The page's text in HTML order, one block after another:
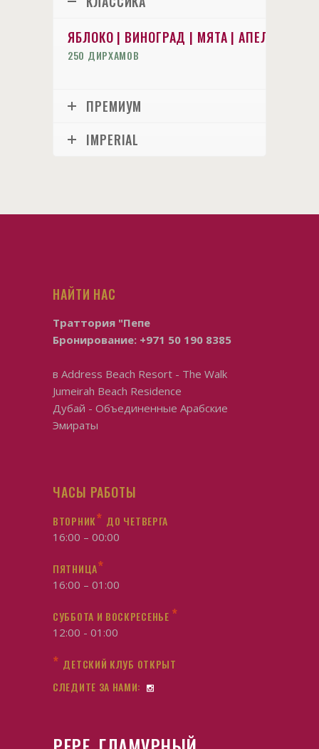
ЯБЛОКО | ВИНОГРАД | МЯТА | АПЕЛЬСИН |
250 ДИРХАМОВ
ПРЕМИУМ
IMPERIAL
НАЙТИ НАС
Траттория "Пепе
Бронирование: +971 50 190 8385
в Address Beach Resort - The Walk
Jumeirah Beach Residence
Дубай - Объединенные Арабские
Эмираты
ЧАСЫ РАБОТЫ
ВТОРНИК* ДО ЧЕТВЕРГА
16:00 – 00:00
ПЯТНИЦА*
16:00 – 01:00
СУББОТА И ВОСКРЕСЕНЬЕ *
12:00 - 01:00
* ДЕТСКИЙ КЛУБ ОТКРЫТ
СЛЕДИТЕ ЗА НАМИ: